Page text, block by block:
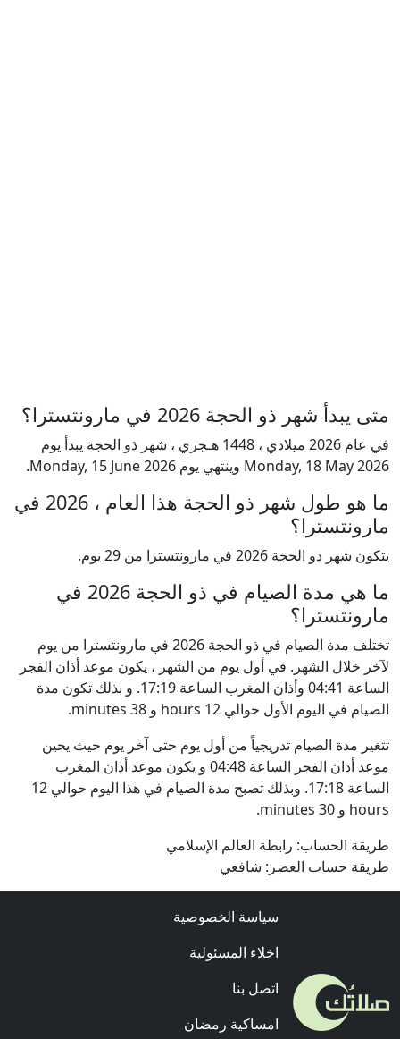
متى يبدأ شهر ذو الحجة 2026 في مارونتسترا؟
في عام 2026 ميلادي ، 1448 هـجري ، شهر ذو الحجة يبدأ يوم
Monday, 18 May 2026 وينتهي يوم Monday, 15 June 2026.
ما هو طول شهر ذو الحجة هذا العام ، 2026 في
مارونتسترا؟
يتكون شهر ذو الحجة 2026 في مارونتسترا من 29 يوم.
ما هي مدة الصيام في ذو الحجة 2026 في
مارونتسترا؟
تختلف مدة الصيام في ذو الحجة 2026 في مارونتسترا من يوم
لآخر خلال الشهر. في أول يوم من الشهر ، يكون موعد أذان الفجر
الساعة 04:41 وأذان المغرب الساعة 17:19. و بذلك تكون مدة
الصيام في اليوم الأول حوالي 12 hours و 38 minutes.
تتغير مدة الصيام تدريجياً من أول يوم حتى آخر يوم حيث يحين
موعد أذان الفجر الساعة 04:48 و يكون موعد أذان المغرب
الساعة 17:18. وبذلك تصبح مدة الصيام في هذا اليوم حوالي 12
hours و 30 minutes.
طريقة الحساب: رابطة العالم الإسلامي
طريقة حساب العصر: شافعي
سياسة الخصوصية
اخلاء المسئولية
اتصل بنا
امساكية رمضان